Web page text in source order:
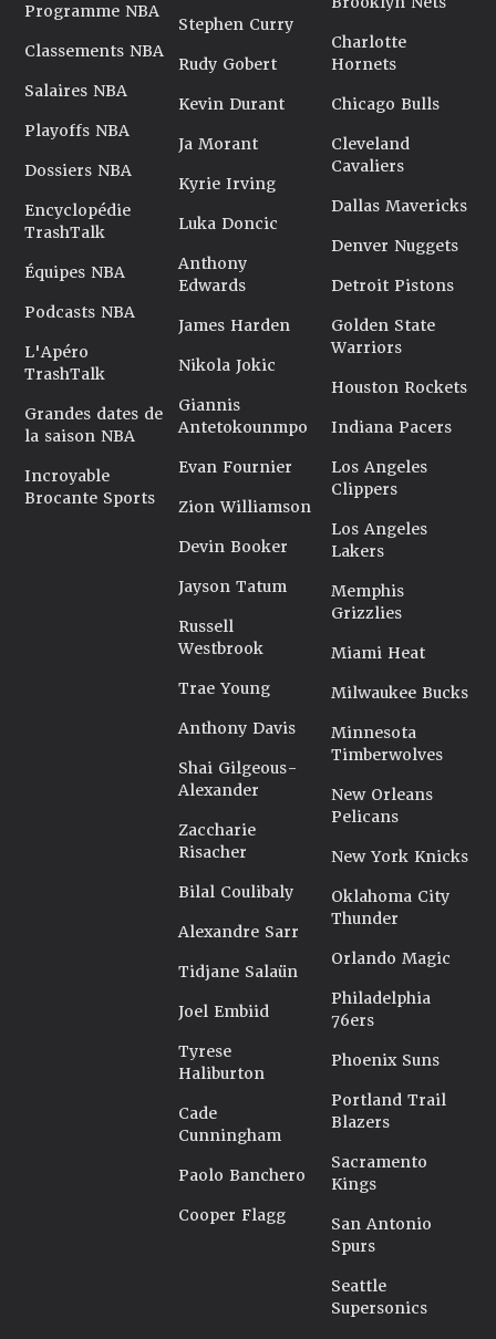
Programme NBA
Classements NBA
Salaires NBA
Playoffs NBA
Dossiers NBA
Encyclopédie
TrashTalk
Équipes NBA
Podcasts NBA
L'Apéro
TrashTalk
Grandes dates de
la saison NBA
Incroyable
Brocante Sports
Stephen Curry
Rudy Gobert
Kevin Durant
Ja Morant
Kyrie Irving
Luka Doncic
Anthony
Edwards
James Harden
Nikola Jokic
Giannis
Antetokounmpo
Evan Fournier
Zion Williamson
Devin Booker
Jayson Tatum
Russell
Westbrook
Trae Young
Anthony Davis
Shai Gilgeous-
Alexander
Zaccharie
Risacher
Bilal Coulibaly
Alexandre Sarr
Tidjane Salaün
Joel Embiid
Tyrese
Haliburton
Cade
Cunningham
Paolo Banchero
Cooper Flagg
Charlotte
Hornets
Chicago Bulls
Cleveland
Cavaliers
Dallas Mavericks
Denver Nuggets
Detroit Pistons
Golden State
Warriors
Houston Rockets
Indiana Pacers
Los Angeles
Clippers
Los Angeles
Lakers
Memphis
Grizzlies
Miami Heat
Milwaukee Bucks
Minnesota
Timberwolves
New Orleans
Pelicans
New York Knicks
Oklahoma City
Thunder
Orlando Magic
Philadelphia
76ers
Phoenix Suns
Portland Trail
Blazers
Sacramento
Kings
San Antonio
Spurs
Seattle
Supersonics